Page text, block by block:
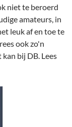
niet te beroerd
amateurs, in
leuk af en toe te
ook zo'n
bij DB. Lees